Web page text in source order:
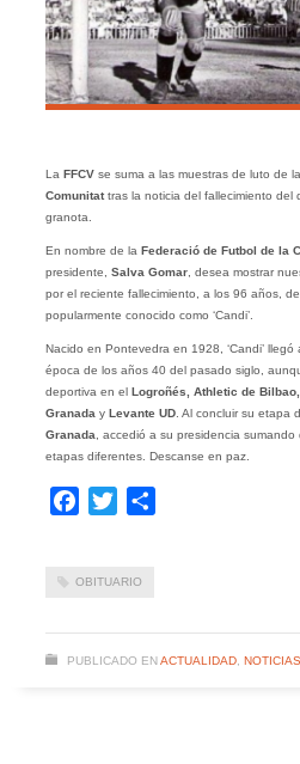
La FFCV se suma a las muestras de luto de
Comunitattras la noticia del fallecimiento
granota.
En nombre de la Federació de Futbol de la
presidente, Salva Gomar, desea mostrar
por el reciente fallecimiento, a los 96 años, de
popularmente conocido como ‘Candi’.
Nacido en Pontevedra en 1928, ‘Candi’ llegó
época de los años 40 del pasado siglo,
deportiva en el Logroñés, Athletic de
Granada y Levante UD. Al concluir su etapa
Granada , accedió a su presidencia
etapas diferentes. Descanse en paz.
Facebook
Twitter
OBITUARIO
PUBLICADO EN ACTUALIDAD,